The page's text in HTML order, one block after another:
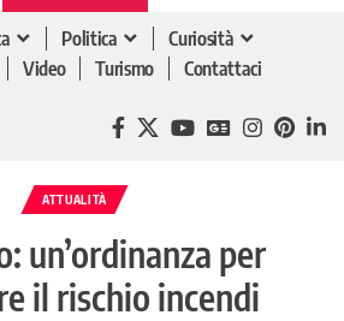
Politica
Curiosità
Video Turismo Contattaci
ATTUALITÀ
un’ordinanza per
il rischio incendi